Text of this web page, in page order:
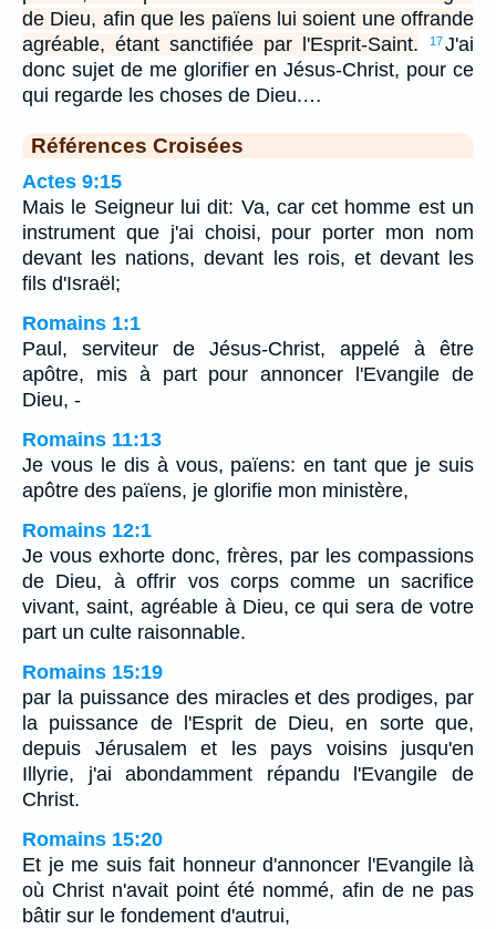
de Dieu, afin que les païens lui soient une offrande
agréable, étant sanctifiée par l'Esprit-Saint.
17J'ai
donc sujet de me glorifier en Jésus-Christ, pour ce
qui regarde les choses de Dieu.…
Références Croisées
Actes 9:15
Mais le Seigneur lui dit: Va, car cet homme est un
instrument que j'ai choisi, pour porter mon nom
devant les nations, devant les rois, et devant les
fils d'Israël;
Romains 1:1
Paul, serviteur de Jésus-Christ, appelé à être
apôtre, mis à part pour annoncer l'Evangile de
Dieu, -
Romains 11:13
Je vous le dis à vous, païens: en tant que je suis
apôtre des païens, je glorifie mon ministère,
Romains 12:1
Je vous exhorte donc, frères, par les compassions
de Dieu, à offrir vos corps comme un sacrifice
vivant, saint, agréable à Dieu, ce qui sera de votre
part un culte raisonnable.
Romains 15:19
par la puissance des miracles et des prodiges, par
la puissance de l'Esprit de Dieu, en sorte que,
depuis Jérusalem et les pays voisins jusqu'en
Illyrie, j'ai abondamment répandu l'Evangile de
Christ.
Romains 15:20
Et je me suis fait honneur d'annoncer l'Evangile là
où Christ n'avait point été nommé, afin de ne pas
bâtir sur le fondement d'autrui,